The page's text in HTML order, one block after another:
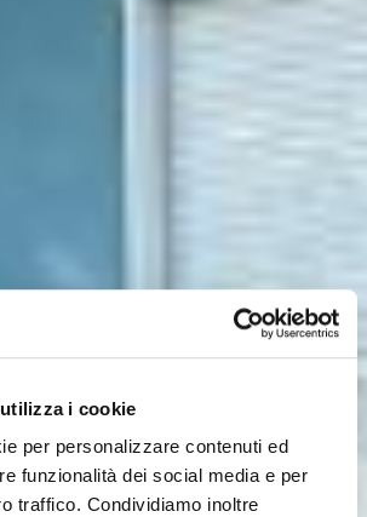
i cookie
per personalizzare contenuti ed
funzionalità dei social media e per
traffico. Condividiamo inoltre